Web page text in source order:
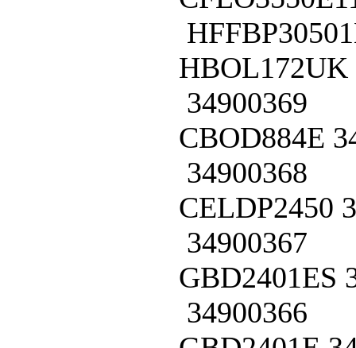
HBOL172UK
34900369
CBOD884E
34900368
CELDP2450
34900367
GBD2401ES
34900366